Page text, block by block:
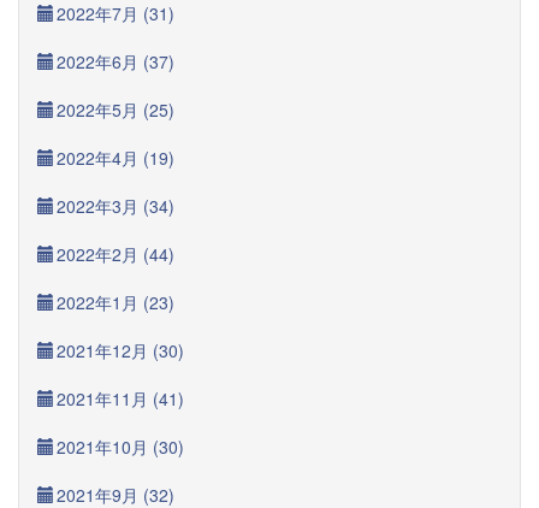
2022年7月 (31)
2022年6月 (37)
2022年5月 (25)
2022年4月 (19)
2022年3月 (34)
2022年2月 (44)
2022年1月 (23)
2021年12月 (30)
2021年11月 (41)
2021年10月 (30)
2021年9月 (32)